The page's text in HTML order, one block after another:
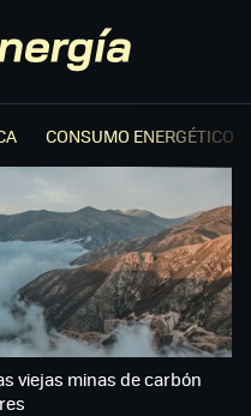
CONSUMO ENERGÉTICO
viejas minas de carbón